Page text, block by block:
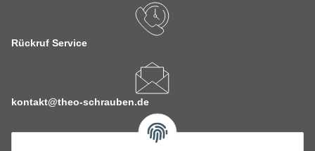
Rückruf Service
kontakt@theo-schrauben.de